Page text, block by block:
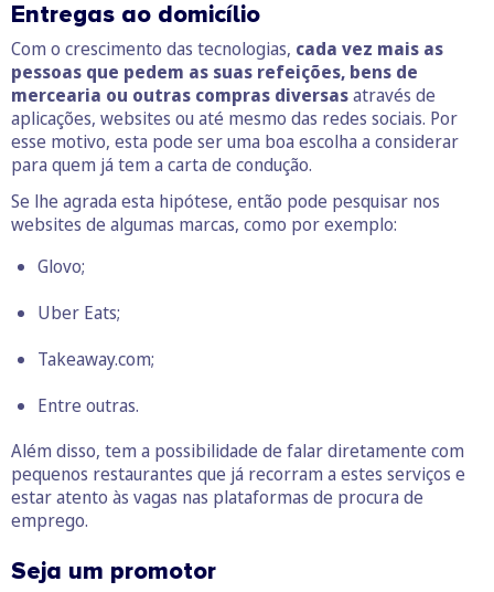
Entregas ao domicílio
Com o crescimento das tecnologias, cada vez mais as
pessoas que pedem as suas refeições, bens de
mercearia ou outras compras diversasatravés de
aplicações, websites ou até mesmo das redes sociais. Por
esse motivo, esta pode ser uma boa escolha a considerar
para quem já tem a carta de condução.
Se lhe agrada esta hipótese, então pode pesquisar nos
websites de algumas marcas, como por exemplo:
Glovo;
Uber Eats;
Takeaway.com;
Entre outras.
Além disso, tem a possibilidade de falar diretamente com
pequenos restaurantes que já recorram a estes serviços e
estar atento às vagas nas plataformas de procura de
emprego.
Seja um promotor